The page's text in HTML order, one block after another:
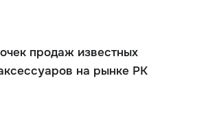
продаж известных
на рынке РК